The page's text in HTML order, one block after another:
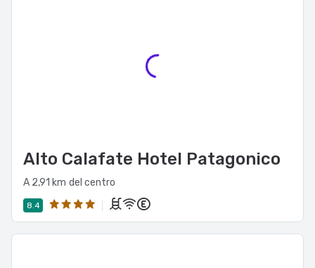
Alto Calafate Hotel Patagonico
A 2,91 km del centro
8.4